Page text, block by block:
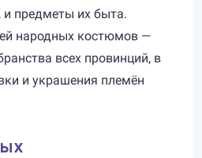
и предметы их быта.
народных костюмов —
всех провинций, в
и украшения племён